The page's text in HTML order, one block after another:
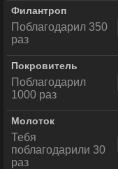
Филантроп
Поблагодарил 350
раз
Покровитель
Поблагодарил
1000 раз
Молоток
Тебя
поблагодарили 30
раз